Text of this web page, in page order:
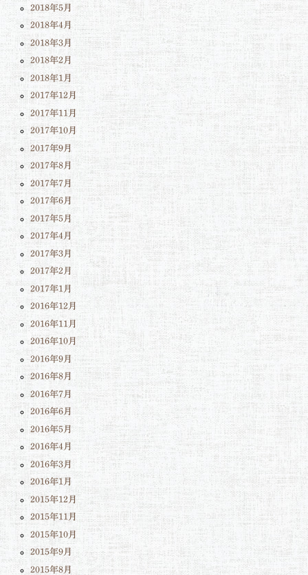
2018年5月
2018年4月
2018年3月
2018年2月
2018年1月
2017年12月
2017年11月
2017年10月
2017年9月
2017年8月
2017年7月
2017年6月
2017年5月
2017年4月
2017年3月
2017年2月
2017年1月
2016年12月
2016年11月
2016年10月
2016年9月
2016年8月
2016年7月
2016年6月
2016年5月
2016年4月
2016年3月
2016年1月
2015年12月
2015年11月
2015年10月
2015年9月
2015年8月